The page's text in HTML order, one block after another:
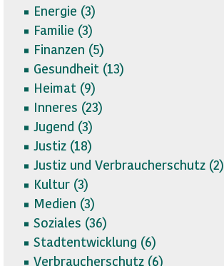
Energie (3)
Familie (3)
Finanzen (5)
Gesundheit (13)
Heimat (9)
Inneres (23)
Jugend (3)
Justiz (18)
Justiz und Verbraucherschutz (2)
Kultur (3)
Medien (3)
Soziales (36)
Stadtentwicklung (6)
Verbraucherschutz (6)